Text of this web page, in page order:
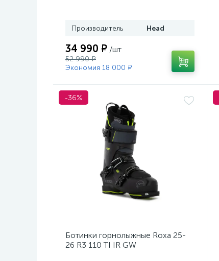
Производитель Head
34 990 ₽ /шт
52 990 ₽
Экономия 18 000 ₽
-36%
Ботинки горнолыжные Roxa 25-
26 R3 110 TI IR GW